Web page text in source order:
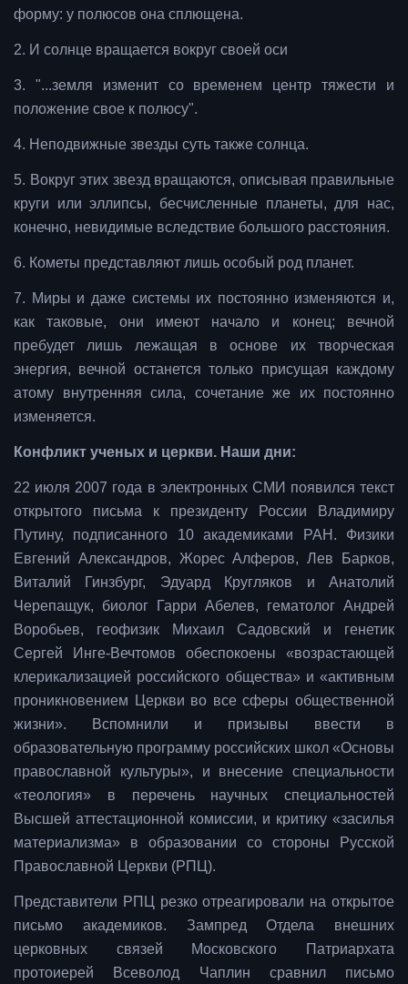
форму: у полюсов она сплющена.
2. И солнце вращается вокруг своей оси
3. "...земля изменит со временем центр тяжести и
положение свое к полюсу".
4. Неподвижные звезды суть также солнца.
5. Вокруг этих звезд вращаются, описывая правильные
круги или эллипсы, бесчисленные планеты, для нас,
конечно, невидимые вследствие большого расстояния.
6. Кометы представляют лишь особый род планет.
7. Миры и даже системы их постоянно изменяются и,
как таковые, они имеют начало и конец; вечной
пребудет лишь лежащая в основе их творческая
энергия, вечной останется только присущая каждому
атому внутренняя сила, сочетание же их постоянно
изменяется.
Конфликт ученых и церкви. Наши дни:
22 июля 2007 года в электронных СМИ появился текст
открытого письма к президенту России Владимиру
Путину, подписанного 10 академиками РАН. Физики
Евгений Александров, Жорес Алферов, Лев Барков,
Виталий Гинзбург, Эдуард Кругляков и Анатолий
Черепащук, биолог Гарри Абелев, гематолог Андрей
Воробьев, геофизик Михаил Садовский и генетик
Сергей Инге-Вечтомов обеспокоены «возрастающей
клерикализацией российского общества» и «активным
проникновением Церкви во все сферы общественной
жизни». Вспомнили и призывы ввести в
образовательную программу российских школ «Основы
православной культуры», и внесение специальности
«теология» в перечень научных специальностей
Высшей аттестационной комиссии, и критику «засилья
материализма» в образовании со стороны Русской
Православной Церкви (РПЦ).
Представители РПЦ резко отреагировали на открытое
письмо академиков. Зампред Отдела внешних
церковных связей Московского Патриархата
протоиерей Всеволод Чаплин сравнил письмо